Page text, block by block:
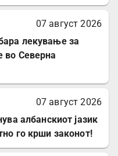
07 август 2026
лекување за
во Северна
07 август 2026
албанскиот јазик
го крши законот!